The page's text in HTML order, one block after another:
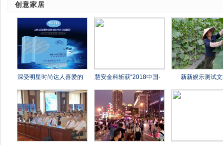
创意家居
深受明星时尚达人喜爱的 慧安金科斩获“2018中国· 新新娱乐测试